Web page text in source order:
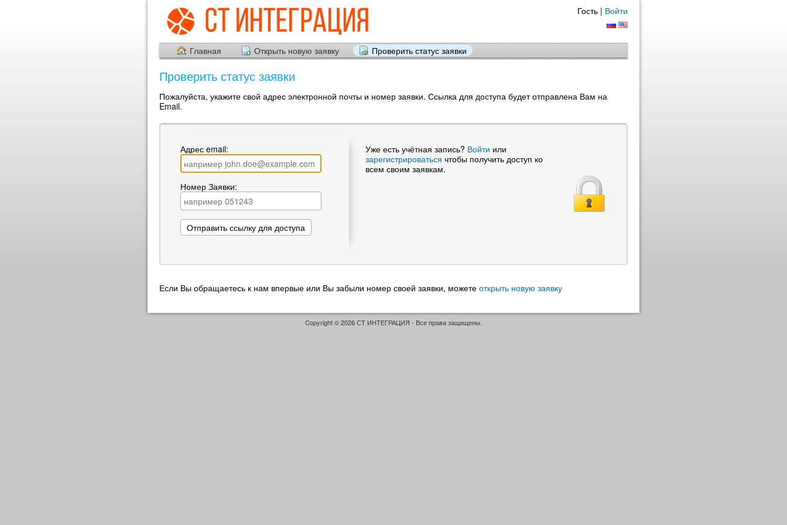
Гость | Войти
Главная Открыть новую заявку Проверить статус заявки
Проверить статус заявки
Пожалуйста, укажите свой адрес электронной почты и номер заявки. Ссылка для доступа будет отправлена Вам на
Email.
Адрес email:
Номер Заявки:
Уже есть учётная запись? Войти или
зарегистрироваться чтобы получить доступ ко
всем своим заявкам.
Если Вы обращаетесь к нам впервые или Вы забыли номер своей заявки, можете открыть новую заявку
Copyright © 2026 СТ ИНТЕГРАЦИЯ - Все права защищены.